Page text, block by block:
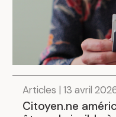
Articles | 13 avril
Citoyen.ne